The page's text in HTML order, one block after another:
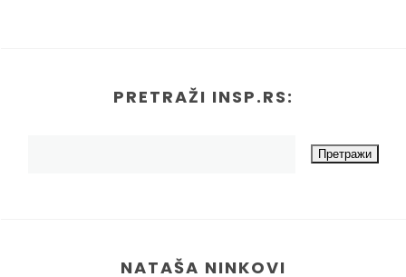
PRETRAŽI INSP.RS:
NATAŠA NINKOVI